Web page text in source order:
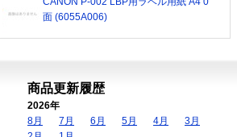
面 (6055A006)
商品更新履歴
2026年
8月
7月 6月 5月 4月
3月